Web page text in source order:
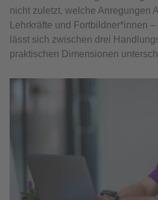
nicht zuletzt, welche Anregungen
Lehrkräfte und Fortbildner*innen
lässt sich zwischen drei
praktischen Dimensionen